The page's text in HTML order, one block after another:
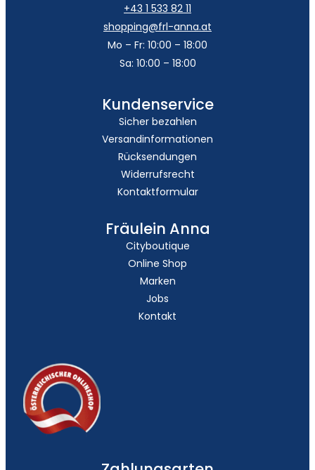
+43 1 533 82 11
shopping@frl-anna.at
Mo – Fr: 10:00 – 18:00
Sa: 10:00 – 18:00
Kundenservice
Sicher bezahlen
Versandinformationen
Rücksendungen
Widerrufsrecht
Kontaktformular
Fräulein Anna
Cityboutique
Online Shop
Marken
Jobs
Kontakt